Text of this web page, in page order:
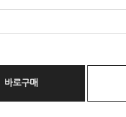
바로구매